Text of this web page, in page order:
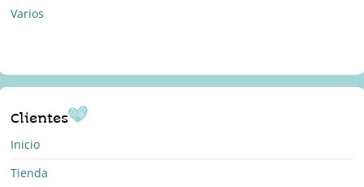
Varios
Clientes
Inicio
Tienda